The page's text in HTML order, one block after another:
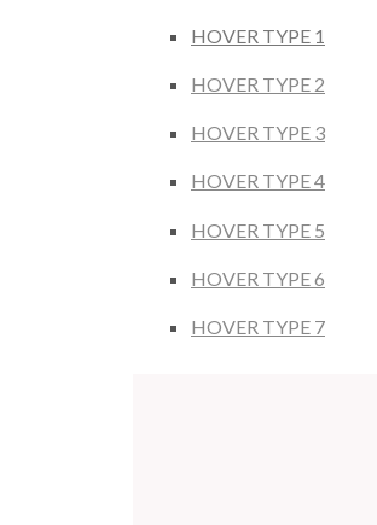
HOVER TYPE 1
HOVER TYPE 2
HOVER TYPE 3
HOVER TYPE 4
HOVER TYPE 5
HOVER TYPE 6
HOVER TYPE 7